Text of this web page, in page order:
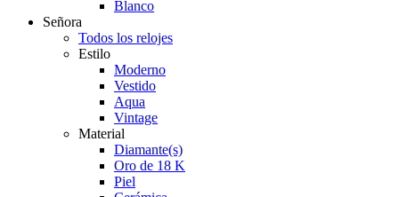
Blanco
Señora
Todos los relojes
Estilo
Moderno
Vestido
Aqua
Vintage
Material
Diamante(s)
Oro de 18 K
Piel